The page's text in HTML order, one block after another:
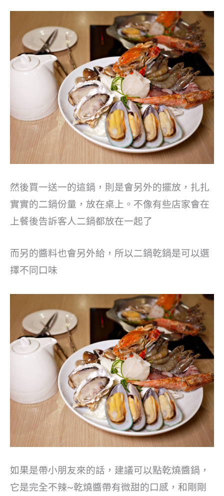
然後買一送一的這鍋，則是會另外的擺放，扎扎
實實的二鍋份量，放在桌上。不像有些店家會在
上餐後告訴客人二鍋都放在一起了
而另的醬料也會另外給，所以二鍋乾鍋是可以選
擇不同口味
如果是帶小朋友來的話，建議可以點乾燒醬鍋，
它是完全不辣~乾燒醬帶有微甜的口感，和剛剛